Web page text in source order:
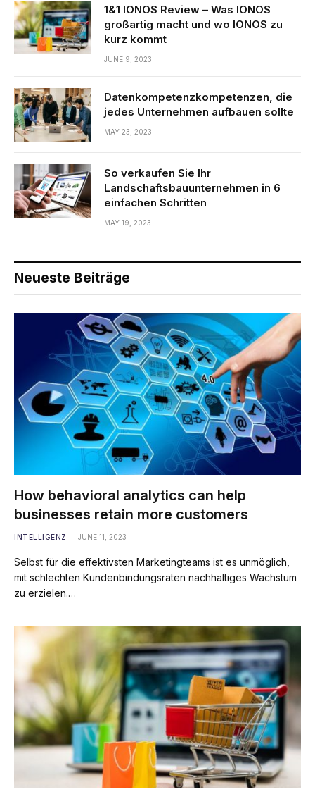
1&1 IONOS Review – Was IONOS
großartig macht und wo IONOS zu
kurz kommt
JUNE 9, 2023
Datenkompetenzkompetenzen, die
jedes Unternehmen aufbauen sollte
MAY 23, 2023
So verkaufen Sie Ihr
Landschaftsbauunternehmen in 6
einfachen Schritten
MAY 19, 2023
Neueste Beiträge
How behavioral analytics can help
businesses retain more customers
INTELLIGENZ JUNE 11, 2023
Selbst für die effektivsten Marketingteams ist es unmöglich,
mit schlechten Kundenbindungsraten nachhaltiges Wachstum
zu erzielen.…